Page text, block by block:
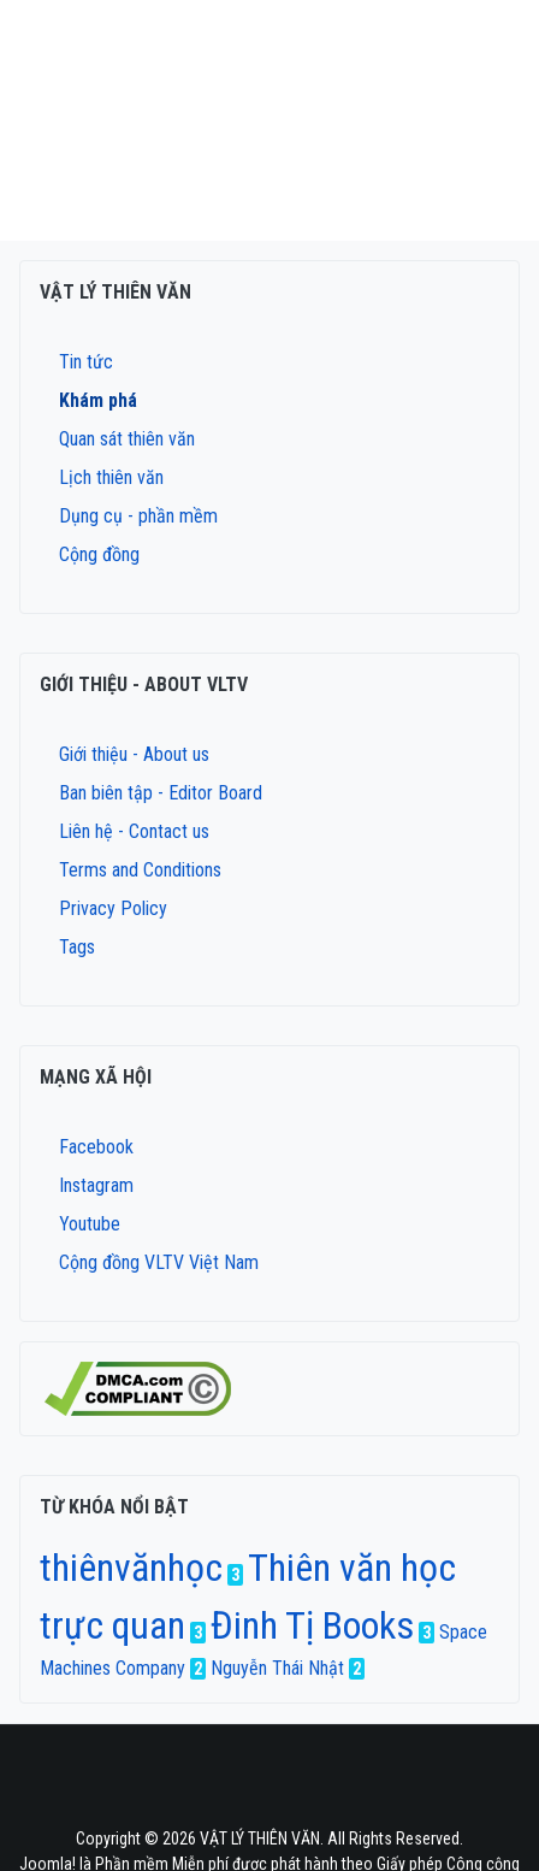
VẬT LÝ THIÊN VĂN
Tin tức
Khám phá
Quan sát thiên văn
Lịch thiên văn
Dụng cụ - phần mềm
Cộng đồng
GIỚI THIỆU - ABOUT VLTV
Giới thiệu - About us
Ban biên tập - Editor Board
Liên hệ - Contact us
Terms and Conditions
Privacy Policy
Tags
MẠNG XÃ HỘI
Facebook
Instagram
Youtube
Cộng đồng VLTV Việt Nam
TỪ KHÓA NỔI BẬT
thiênvănhọc 3 Thiên văn học
trực quan
3 Đinh Tị Books 3 Space
Machines Company 2 Nguyễn Thái Nhật 2
Copyright © 2026 VẬT LÝ THIÊN VĂN. All Rights Reserved.
Joomla! là Phần mềm Miễn phí được phát hành theo Giấy phép Công cộng